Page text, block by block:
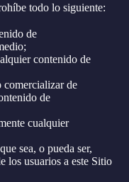
todo lo siguiente:
de
contenido de
comercializar de
de
cualquier
sea, o pueda ser,
los usuarios a este Sitio